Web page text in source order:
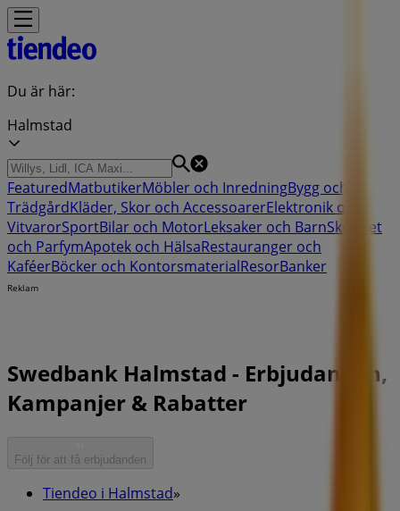
Du är här:
Halmstad
FeaturedMatbutikerMöbler och InredningBygg och
TrädgårdKläder, Skor och AccessoarerElektronik och
VitvarorSportBilar och MotorLeksaker och BarnSkönhet
och ParfymApotek och HälsaRestauranger och
KaféerBöcker och KontorsmaterialResorBanker
Reklam
Swedbank Halmstad - Erbjudanden,
Kampanjer & Rabatter
Följ för att få erbjudanden
Tiendeo i Halmstad»